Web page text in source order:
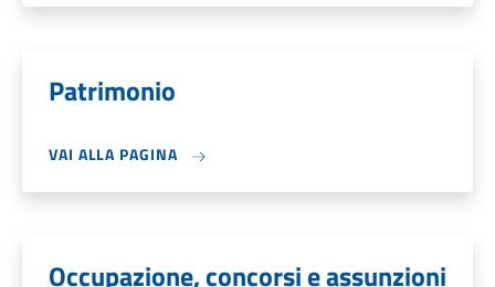
Patrimonio
VAI ALLA PAGINA
Occupazione, concorsi e assunzioni